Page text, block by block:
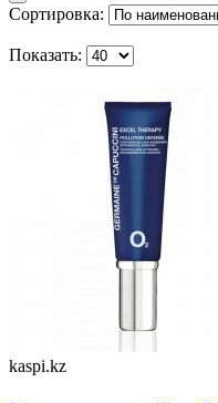
Сортировка:
Показать:
kaspi.kz